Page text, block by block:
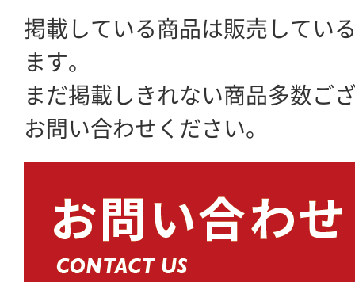
掲載している商品は販売してい
ます。
まだ掲載しきれない商品多数ご
お問い合わせください。